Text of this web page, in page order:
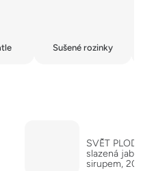
Sušené rozinky
SVĚT
slazená
sirupem,